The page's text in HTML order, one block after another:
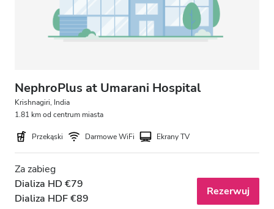
Dobra
Bardzo dobra
NephroPlus at Umarani Hospital
Krishnagiri, India
1.81 km od centrum miasta
Przekąski Darmowe WiFi Ekrany TV
Za zabieg
Dializa HD €79
Dializa HDF €89
Rezerwuj